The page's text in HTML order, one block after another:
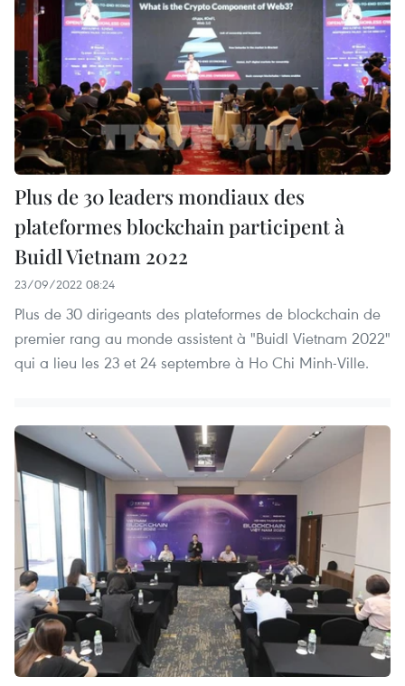
Plus de 30 leaders mondiaux des
plateformes blockchain participent à
Buidl Vietnam 2022
23/09/2022 08:24
Plus de 30 dirigeants des plateformes de blockchain de
premier rang au monde assistent à "Buidl Vietnam 2022"
qui a lieu les 23 et 24 septembre à Ho Chi Minh-Ville.